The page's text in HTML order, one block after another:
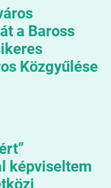
a Baross
Közgyűlése
képviseltem